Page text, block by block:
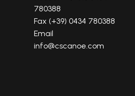
780388
Fax (+39) 0434 780388
Email
info@cscanoe.com